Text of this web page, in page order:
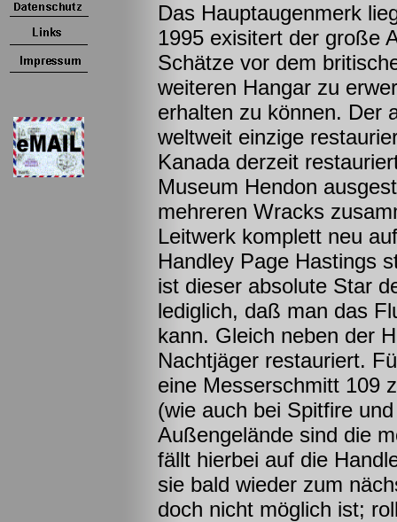
Das Hauptaugenmerk
1995 exisitert der große
Schätze vor dem
weiteren Hangar zu
erhalten zu können. Der
weltweit einzige
Kanada derzeit
Museum Hendon
mehreren Wracks
Leitwerk komplett neu
Handley Page Hastings
ist dieser absolute Star
lediglich, daß man das
kann. Gleich neben der
Nachtjäger restauriert.
eine Messerschmitt 109
(wie auch bei Spitfire
Außengelände sind die
fällt hierbei auf die
sie bald wieder zum
doch nicht möglich ist;